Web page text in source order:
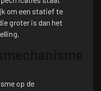
om een statief te
groter is dan het
op de